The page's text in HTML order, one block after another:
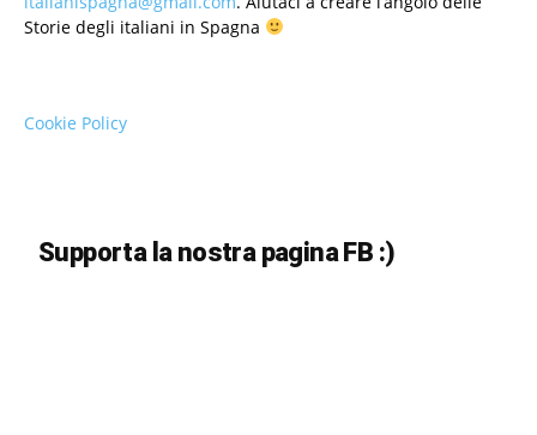
Storie degli italiani in Spagna
Cookie Policy
Supporta la nostra pagina FB :)